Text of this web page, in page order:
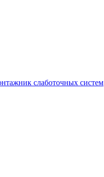
слаботочных систем